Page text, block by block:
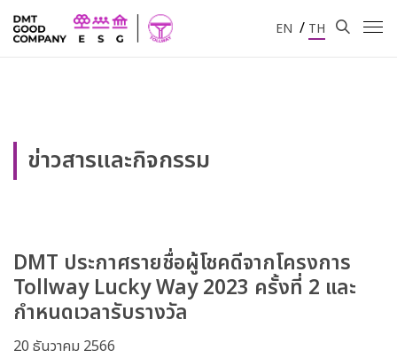
EN / TH
ข่าวสารและกิจกรรม
DMT ประกาศรายชื่อผู้โชคดีจากโครงการ
Tollway Lucky Way 2023 ครั้งที่ 2 และ
กำหนดเวลารับรางวัล
20 ธันวาคม 2566